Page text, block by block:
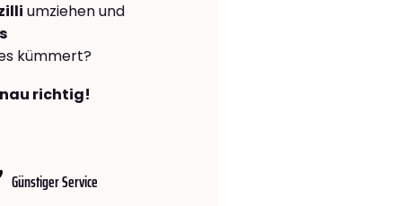
umziehen und
kümmert?
richtig!
Günstiger Service